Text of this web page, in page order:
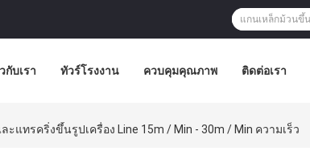
กับเรา ทัวร์โรงงาน ควบคุมคุณภาพ ติดต่อเรา
ะแทรคริ่งขึ้นรูปเครื่อง Line 15m / Min - 30m / Min ความเร็ว